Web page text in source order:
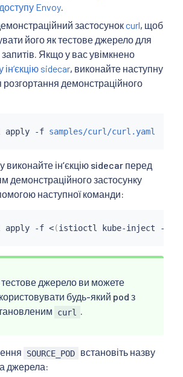
Envoy
застосунокcurl, щоб
його як тестове джерело для
Якщо у вас увімкнено
sidecar, виконайте наступну
демонстраційного
apply -f samples/curl/curl.yaml
виконайте інʼєкцію sidecar перед
демонстраційного застосунку
наступної команди:
apply -f <(istioctl kube-inject -f
джерело ви можете
будь-який pod з
curl .
SOURCE_POD
встановіть назву
джерела: